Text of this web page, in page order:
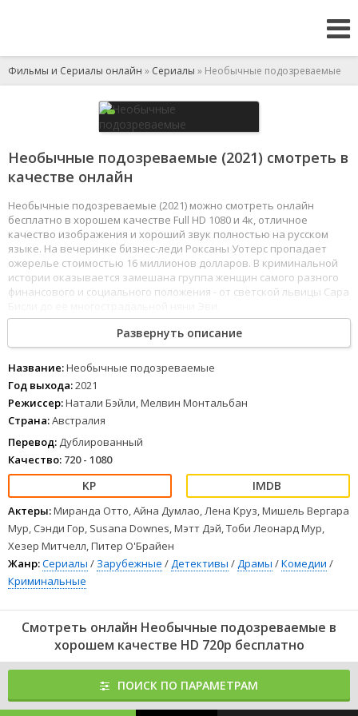
Фильмы и Сериалы онлайн » Сериалы » Необычные подозреваемые
Необычные подозреваемые (2021) смотреть в
качестве онлайн
Необычные подозреваемые (2021) можно смотреть онлайн
бесплатно в хорошем качестве Full HD 1080 и 4к, отличное
качество изображения и хороший звук полностью на русском
языке. На вечеринке бизнес-леди Роксаны Уотерс пропадает
ожерелье стоимостью 16 миллионов долларов. В криминальной
истории оказывается замешана группа женщин самого разного
финансового и социального положения - от светской львицы Сара
12345 678
Развернуть описание
Название:Необычные подозреваемые
Год выхода:2021
Режиссер:Натали Бэйли, Мелвин Монтальбан
Страна:Австралия
Перевод: Дублированный
Качество: 720 - 1080
Актеры:Миранда Отто, Айна Думлао, Лена Круз, Мишель Вергара
Мур, Сэнди Гор, Susana Downes, Мэтт Дэй, Тоби Леонард Мур,
Хезер Митчелл, Питер О'Брайен
Жанр:Сериалы / Зарубежные /Детективы /Драмы /Комедии /
Криминальные
Смотреть онлайн Необычные подозреваемые в
хорошем качестве HD 720p бесплатно
ПОИСК ПО ПАРАМЕТРАМ